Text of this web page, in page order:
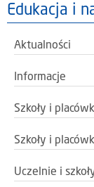
Edukacja i
Aktualności
Informacje
Szkoły i
Szkoły i
Uczelnie i